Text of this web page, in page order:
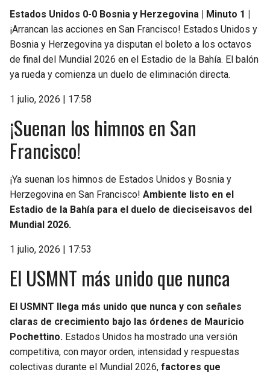
Estados Unidos 0-0 Bosnia y Herzegovina | Minuto 1 |
¡Arrancan las acciones en San Francisco! Estados Unidos y
Bosnia y Herzegovina ya disputan el boleto a los octavos
de final del Mundial 2026 en el Estadio de la Bahía. El balón
ya rueda y comienza un duelo de eliminación directa.
1 julio, 2026 | 17:58
¡Suenan los himnos en San
Francisco!
¡Ya suenan los himnos de Estados Unidos y Bosnia y
Herzegovina en San Francisco! Ambiente listo en el
Estadio de la Bahía para el duelo de dieciseisavos del
Mundial 2026.
1 julio, 2026 | 17:53
El USMNT más unido que nunca
El USMNT llega más unido que nunca y con señales
claras de crecimiento bajo las órdenes de Mauricio
Pochettino. Estados Unidos ha mostrado una versión
competitiva, con mayor orden, intensidad y respuestas
colectivas durante el Mundial 2026, factores que